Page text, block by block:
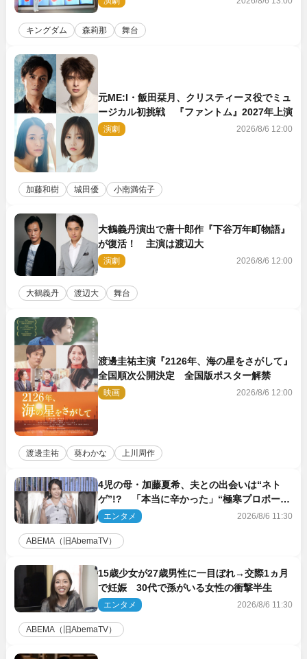
キングダム 森莉那 舞台
元ME:I・飯田栞月、クリスティーヌ役でミュ
ージカル初挑戦 『ファントム』2027年上演
演劇 2026/8/6 12:00
加藤和樹 城田優 小南満佑子
大鶴義丹演出で唐十郎作『下谷万年町物語』
が復活！ 主演は渡辺大
演劇 2026/8/6 12:00
大鶴義丹 渡辺大 舞台
渡邊圭祐主演『2126年、海の星をさがして』
全国順次公開決定 全国版ポスター解禁
映画 2026/8/6 12:00
渡邊圭祐 葵わかな 上川周作
4児の母・加藤夏希、夫との出会いは“ネト
ゲ”!? 「本当に辛かった」“極寒プロポー
ズ”も告白
エンタメ 2026/8/6 11:30
ABEMA（旧AbemaTV）
15歳少女が27歳男性に一目ぼれ→交際1ヵ月
で妊娠 30代で孫がいる女性の衝撃半生
エンタメ 2026/8/6 11:30
ABEMA（旧AbemaTV）